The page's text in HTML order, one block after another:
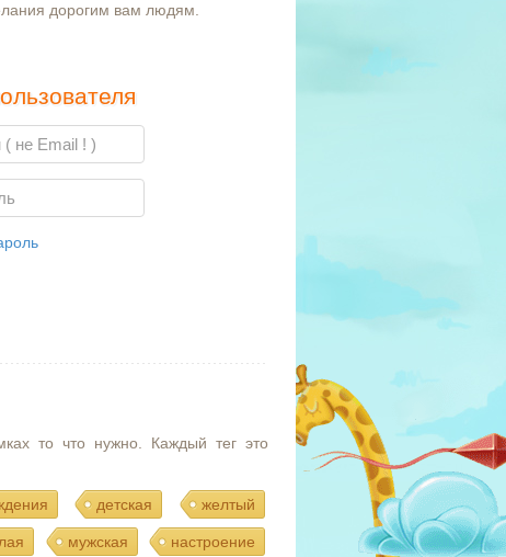
дорогим вам людям.
то что нужно. Каждый тег это
детская желтый
мужская настроение